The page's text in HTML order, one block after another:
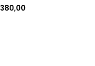
380,00